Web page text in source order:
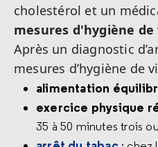
cholestérol et un
mesures d'hygiène
Après un diagnostic
mesures d’hygiène de
alimentation
exercice physique
35 à 50 minutes trois